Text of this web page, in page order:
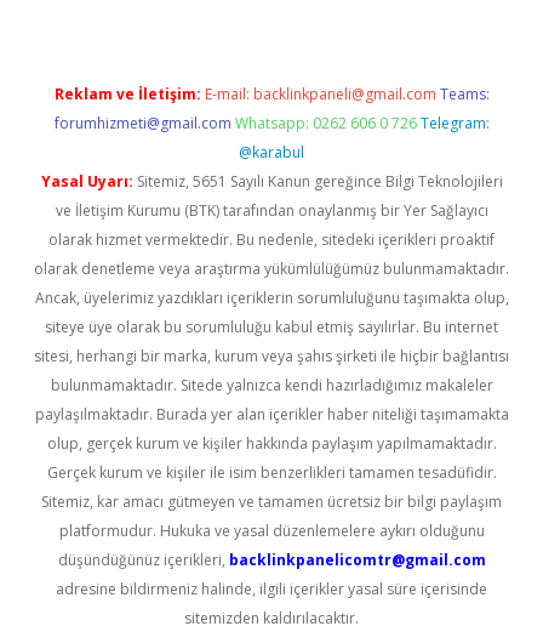
Reklam ve İletişim: E-mail: backlinkpaneli@gmail.com Teams:
forumhizmeti@gmail.com Whatsapp: 0262 606 0 726 Telegram:
@karabul
Yasal Uyarı: Sitemiz, 5651 Sayılı Kanun gereğince Bilgi Teknolojileri
ve İletişim Kurumu (BTK) tarafından onaylanmış bir Yer Sağlayıcı
olarak hizmet vermektedir. Bu nedenle, sitedeki içerikleri proaktif
olarak denetleme veya araştırma yükümlülüğümüz bulunmamaktadır.
Ancak, üyelerimiz yazdıkları içeriklerin sorumluluğunu taşımakta olup,
siteye üye olarak bu sorumluluğu kabul etmiş sayılırlar. Bu internet
sitesi, herhangi bir marka, kurum veya şahıs şirketi ile hiçbir bağlantısı
bulunmamaktadır. Sitede yalnızca kendi hazırladığımız makaleler
paylaşılmaktadır. Burada yer alan içerikler haber niteliği taşımamakta
olup, gerçek kurum ve kişiler hakkında paylaşım yapılmamaktadır.
Gerçek kurum ve kişiler ile isim benzerlikleri tamamen tesadüfidir.
Sitemiz, kar amacı gütmeyen ve tamamen ücretsiz bir bilgi paylaşım
platformudur. Hukuka ve yasal düzenlemelere aykırı olduğunu
düşündüğünüz içerikleri, backlinkpanelicomtr@gmail.com
adresine bildirmeniz halinde, ilgili içerikler yasal süre içerisinde
sitemizden kaldırılacaktır.